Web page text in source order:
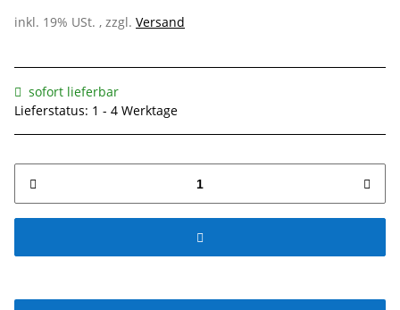
inkl. 19% USt. , zzgl. Versand
sofort lieferbar
Lieferstatus: 1 - 4 Werktage